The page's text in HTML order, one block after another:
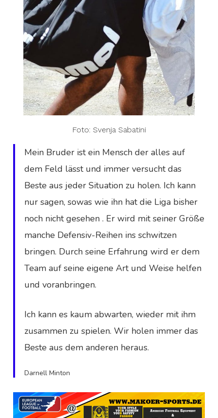
Foto: Svenja Sabatini
Mein Bruder ist ein Mensch der alles auf
dem Feld lässt und immer versucht das
Beste aus jeder Situation zu holen. Ich kann
nur sagen, sowas wie ihn hat die Liga bisher
noch nicht gesehen . Er wird mit seiner Größe
manche Defensiv-Reihen ins schwitzen
bringen. Durch seine Erfahrung wird er dem
Team auf seine eigene Art und Weise helfen
und voranbringen.
Ich kann es kaum abwarten, wieder mit ihm
zusammen zu spielen. Wir holen immer das
Beste aus dem anderen heraus.
Darnell Minton